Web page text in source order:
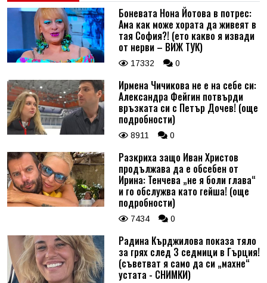
Боневата Нона Йотова в потрес:
Ама как може хората да живеят в
тая София?! (ето какво я извади
от нерви – ВИЖ ТУК)
17332 0
Ирмена Чичикова не е на себе си:
Александра Фейгин потвърди
връзката си с Петър Дочев! (още
подробности)
8911 0
Разкриха защо Иван Христов
продължава да е обсебен от
Ирина: Тенчева „не я боли глава“
и го обслужва като гейша! (още
подробности)
7434 0
Радина Кърджилова показа тяло
за грях след 3 седмици в Гърция!
(съветват я само да си „махне“
устата - СНИМКИ)